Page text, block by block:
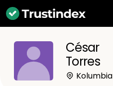
César
Torres
Kolumbia